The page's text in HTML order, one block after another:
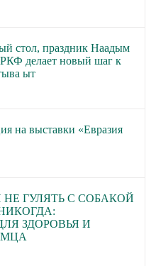
стол, праздник Наадым
делает новый шаг к
ыт
на выставки «Евразия
НЕ ГУЛЯТЬ С СОБАКОЙ
ЗДОРОВЬЯ И